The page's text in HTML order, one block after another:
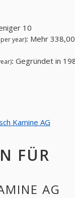
10
year): Mehr
: Gegründet in
Kamine AG
FÜR
AG